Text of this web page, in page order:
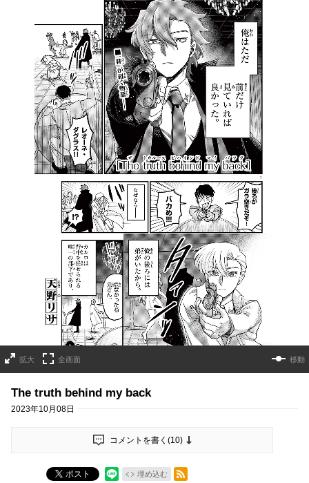
拡大 全画面 移動
The truth behind my back
2023年10月08日
コメントを書く(10)
ポスト 埋め込む
RSSフィード